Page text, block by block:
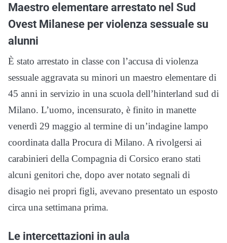
Maestro elementare arrestato nel Sud
Ovest Milanese per violenza sessuale su
alunni
È stato arrestato in classe con l’accusa di violenza
sessuale aggravata su minori un maestro elementare di
45 anni in servizio in una scuola dell’hinterland sud di
Milano. L’uomo, incensurato, è finito in manette
venerdì 29 maggio al termine di un’indagine lampo
coordinata dalla Procura di Milano. A rivolgersi ai
carabinieri della Compagnia di Corsico erano stati
alcuni genitori che, dopo aver notato segnali di
disagio nei propri figli, avevano presentato un esposto
circa una settimana prima.
Le intercettazioni in aula